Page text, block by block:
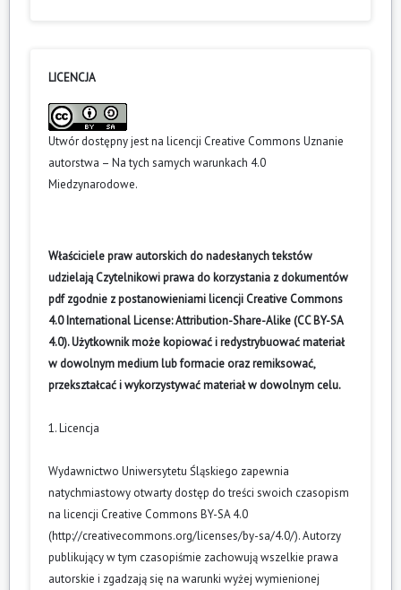
LICENCJA
Utwór dostępny jest na licencji Creative Commons Uznanie
autorstwa – Na tych samych warunkach 4.0
Miedzynarodowe.
Właściciele praw autorskich do nadesłanych tekstów
udzielają Czytelnikowi prawa do korzystania z dokumentów
pdf zgodnie z postanowieniami licencji Creative Commons
4.0 International License: Attribution-Share-Alike (CC BY-SA
4.0). Użytkownik może kopiować i redystrybuować materiał
w dowolnym medium lub formacie oraz remiksować,
przekształcać i wykorzystywać materiał w dowolnym celu.
1. Licencja
Wydawnictwo Uniwersytetu Śląskiego zapewnia
natychmiastowy otwarty dostęp do treści swoich czasopism
na licencji Creative Commons BY-SA 4.0
(http://creativecommons.org/licenses/by-sa/4.0/). Autorzy
publikujący w tym czasopiśmie zachowują wszelkie prawa
autorskie i zgadzają się na warunki wyżej wymienionej